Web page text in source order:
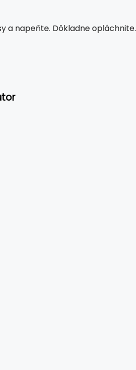
a napeňte. Dôkladne opláchnite.